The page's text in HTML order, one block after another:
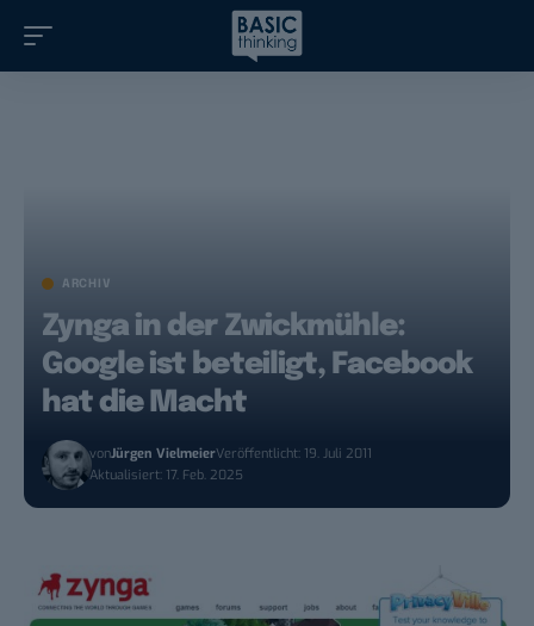
ARCHIV
Zynga in der Zwickmühle:
Google ist beteiligt, Facebook
hat die Macht
vonJürgen VielmeierVeröffentlicht: 19. Juli 2011
Aktualisiert: 17. Feb. 2025